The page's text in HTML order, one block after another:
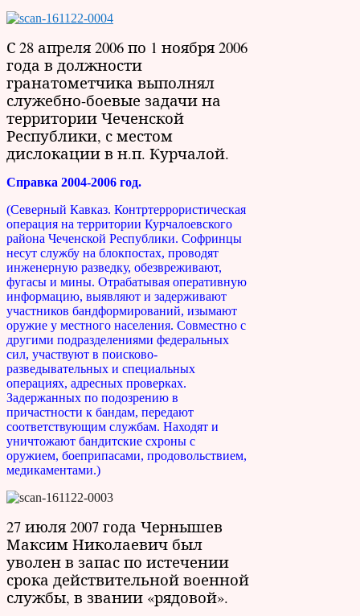
С 28 апреля 2006 по 1 ноября 2006
года в должности
гранатометчика выполнял
служебно-боевые задачи на
территории Чеченской
Республики, с местом
дислокации в н.п. Курчалой.
Справка 2004-2006 год.
(Северный Кавказ. Контртеррористическая
операция на территории Курчалоевского
района Чеченской Республики. Софринцы
несут службу на блокпостах, проводят
инженерную разведку, обезвреживают,
фугасы и мины. Отрабатывая оперативную
информацию, выявляют и задерживают
участников бандформирований, изымают
оружие у местного населения. Совместно с
другими подразделениями федеральных
сил, участвуют в поисково-
разведывательных и специальных
операциях, адресных проверках.
Задержанных по подозрению в
причастности к бандам, передают
соответствующим службам. Находят и
уничтожают бандитские схроны с
оружием, боеприпасами, продовольствием,
медикаментами.)
27 июля 2007 года Чернышев
Максим Николаевич был
уволен в запас по истечении
срока действительной военной
службы, в звании «рядовой».